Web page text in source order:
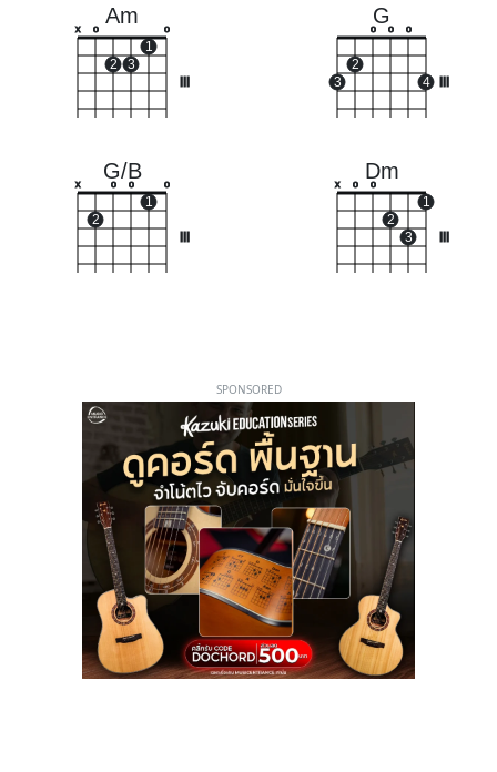
Am
x o
2 3
1
o
G
3
2
o o o
4
G/B
x
2
o o
1
o
Dm
x o o
2
3
1
SPONSORED